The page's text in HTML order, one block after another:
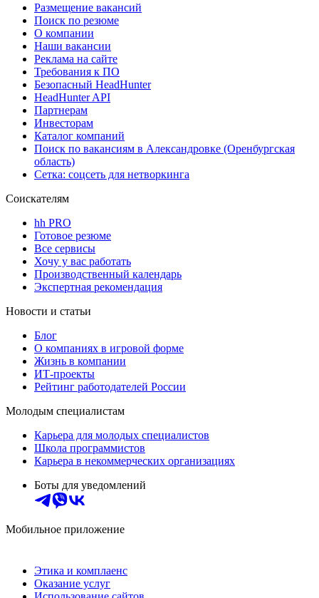
Размещение вакансий
Поиск по резюме
О компании
Наши вакансии
Реклама на сайте
Требования к ПО
Безопасный HeadHunter
HeadHunter API
Партнерам
Инвесторам
Каталог компаний
Поиск по вакансиям в Александровке (Оренбургская
область)
Сетка: соцсеть для нетворкинга
Соискателям
hh PRO
Готовое резюме
Все сервисы
Хочу у вас работать
Производственный календарь
Экспертная рекомендация
Новости и статьи
Блог
О компаниях в игровой форме
Жизнь в компании
ИТ-проекты
Рейтинг работодателей России
Молодым специалистам
Карьера для молодых специалистов
Школа программистов
Карьера в некоммерческих организациях
Боты для уведомлений
Мобильное приложение
Этика и комплаенс
Оказание услуг